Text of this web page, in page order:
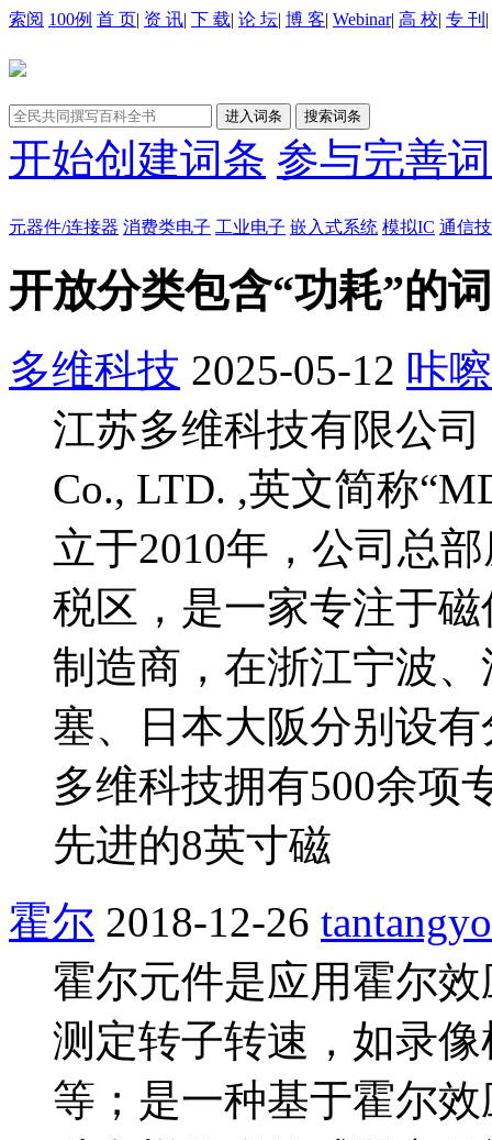
索阅 100例 首 页| 资 讯| 下 载| 论 坛| 博 客| Webinar| 高 校| 专 刊 |
开始创建词条 参与完善
元器件/连接器 消费类电子 工业电子 嵌入式系统 模拟IC 通信
开放分类包含“功耗”的
多维科技 2025-05-12 咔
江苏多维科技有限公司
Co., LTD. ,英文简称
立于2010年，公司总
税区，是一家专注于
制造商，在浙江宁波
塞、日本大阪分别设
多维科技拥有500余项
先进的8英寸磁
霍尔 2018-12-26
霍尔元件是应用霍尔
测定转子转速，如录
等；是一种基于霍尔